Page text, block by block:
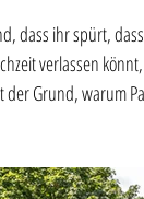
dass ihr spürt,
verlassen
Grund, warum